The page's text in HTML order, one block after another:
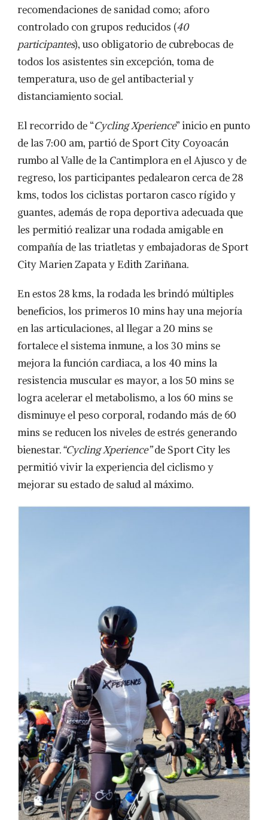
recomendaciones de sanidad como; aforo
controlado con grupos reducidos (40
participantes), uso obligatorio de cubrebocas de
todos los asistentes sin excepción, toma de
temperatura, uso de gel antibacterial y
distanciamiento social.
El recorrido de “Cycling Xperience” inicio en punto
de las 7:00 am, partió de Sport City Coyoacán
rumbo al Valle de la Cantimplora en el Ajusco y de
regreso, los participantes pedalearon cerca de 28
kms, todos los ciclistas portaron casco rígido y
guantes, además de ropa deportiva adecuada que
les permitió realizar una rodada amigable en
compañía de las triatletas y embajadoras de Sport
City Marien Zapata y Edith Zariñana.
En estos 28 kms, la rodada les brindó múltiples
beneficios, los primeros 10 mins hay una mejoría
en las articulaciones, al llegar a 20 mins se
fortalece el sistema inmune, a los 30 mins se
mejora la función cardiaca, a los 40 mins la
resistencia muscular es mayor, a los 50 mins se
logra acelerar el metabolismo, a los 60 mins se
disminuye el peso corporal, rodando más de 60
mins se reducen los niveles de estrés generando
bienestar.“Cycling Xperience”de Sport City les
permitió vivir la experiencia del ciclismo y
mejorar su estado de salud al máximo.